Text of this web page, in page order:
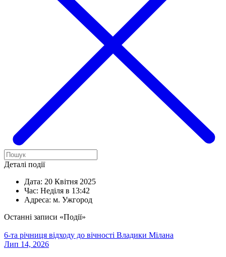
Деталі події
Дата: 20 Квітня 2025
Час: Неділя в 13:42
Адреса: м. Ужгород
Останні записи «Події»
6-та річниця відходу до вічності Владики Мілана
Лип 14, 2026